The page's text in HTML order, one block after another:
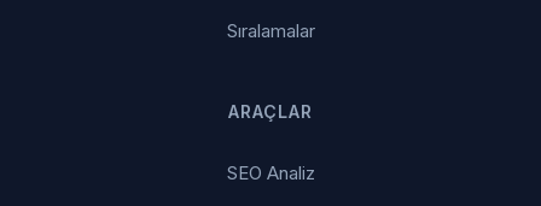
Sıralamalar
ARAÇLAR
SEO Analiz